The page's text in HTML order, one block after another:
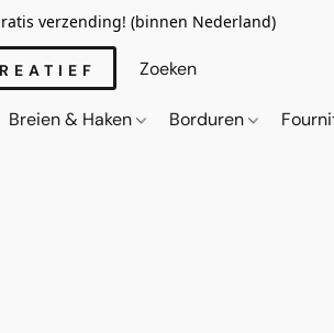
verzending! (binnen Nederland)
Breien & Haken Borduren